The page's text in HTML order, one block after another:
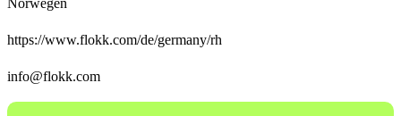
https://www.flokk.com/de/germany/rh
info@flokk.com